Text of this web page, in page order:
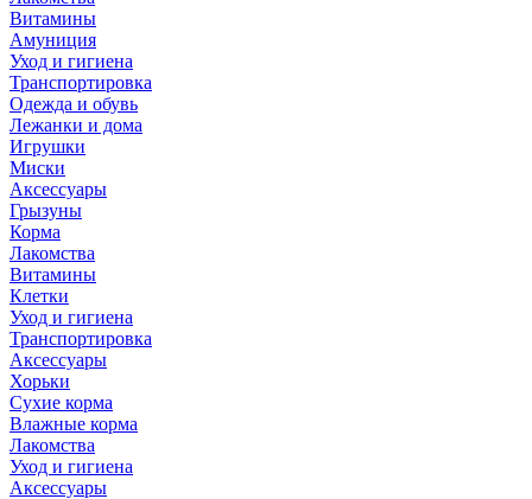
Витамины
Амуниция
Уход и гигиена
Транспортировка
Одежда и обувь
Лежанки и дома
Игрушки
Миски
Аксессуары
Грызуны
Корма
Лакомства
Витамины
Клетки
Уход и гигиена
Транспортировка
Аксессуары
Хорьки
Сухие корма
Влажные корма
Лакомства
Уход и гигиена
Аксессуары